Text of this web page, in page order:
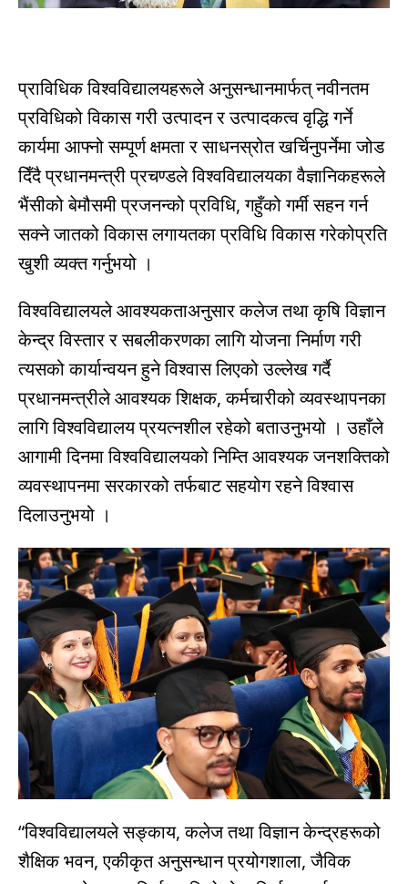
प्राविधिक विश्वविद्यालयहरूले अनुसन्धानमार्फत् नवीनतम
प्रविधिको विकास गरी उत्पादन र उत्पादकत्व वृद्धि गर्ने
कार्यमा आफ्नो सम्पूर्ण क्षमता र साधनस्रोत खर्चिनुपर्नेमा जोड
दिँदै प्रधानमन्त्री प्रचण्डले विश्वविद्यालयका वैज्ञानिकहरूले
भैंसीको बेमौसमी प्रजनन्को प्रविधि, गहुँको गर्मी सहन गर्न
सक्ने जातको विकास लगायतका प्रविधि विकास गरेकोप्रति
खुशी व्यक्त गर्नुभयो ।
विश्वविद्यालयले आवश्यकताअनुसार कलेज तथा कृषि विज्ञान
केन्द्र विस्तार र सबलीकरणका लागि योजना निर्माण गरी
त्यसको कार्यान्वयन हुने विश्वास लिएको उल्लेख गर्दै
प्रधानमन्त्रीले आवश्यक शिक्षक, कर्मचारीको व्यवस्थापनका
लागि विश्वविद्यालय प्रयत्नशील रहेको बताउनुभयो । उहाँले
आगामी दिनमा विश्वविद्यालयको निम्ति आवश्यक जनशक्तिको
व्यवस्थापनमा सरकारको तर्फबाट सहयोग रहने विश्वास
दिलाउनुभयो ।
“विश्वविद्यालयले सङ्काय, कलेज तथा विज्ञान केन्द्रहरूको
शैक्षिक भवन, एकीकृत अनुसन्धान प्रयोगशाला, जैविक